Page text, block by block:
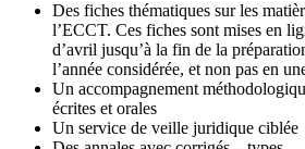
Des fiches thématiques sur les
l’ECCT. Ces fiches sont mises en
d’avril jusqu’à la fin de la
l’année considérée, et non pas en
Un accompagnement
écrites et orales
Un service de veille juridique ciblée